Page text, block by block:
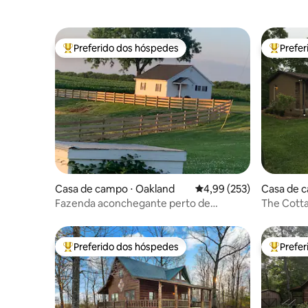
Entre os melhores preferidos dos hóspedes
Preferido dos hóspedes
Casa de campo ⋅ Oakland 4,99 de uma avaliação
4,99 (253)
Fazenda aconchegante perto de
Entre os
Casa de
The
Entre os melhores preferidos dos hóspedes
Preferido dos hóspedes Entre os